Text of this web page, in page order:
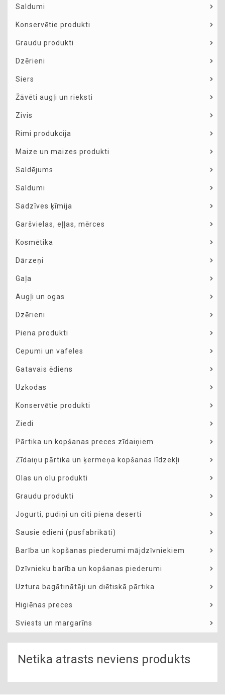
Saldumi
Konservētie produkti
Graudu produkti
Dzērieni
Siers
Žāvēti augļi un rieksti
Zivis
Rimi produkcija
Maize un maizes produkti
Saldējums
Saldumi
Sadzīves ķīmija
Garšvielas, eļļas, mērces
Kosmētika
Dārzeņi
Gaļa
Augļi un ogas
Dzērieni
Piena produkti
Cepumi un vafeles
Gatavais ēdiens
Uzkodas
Konservētie produkti
Ziedi
Pārtika un kopšanas preces zīdaiņiem
Zīdaiņu pārtika un ķermeņa kopšanas līdzekļi
Olas un olu produkti
Graudu produkti
Jogurti, pudiņi un citi piena deserti
Sausie ēdieni (pusfabrikāti)
Barība un kopšanas piederumi mājdzīvniekiem
Dzīvnieku barība un kopšanas piederumi
Uztura bagātinātāji un diētiskā pārtika
Higiēnas preces
Sviests un margarīns
Netika atrasts neviens produkts